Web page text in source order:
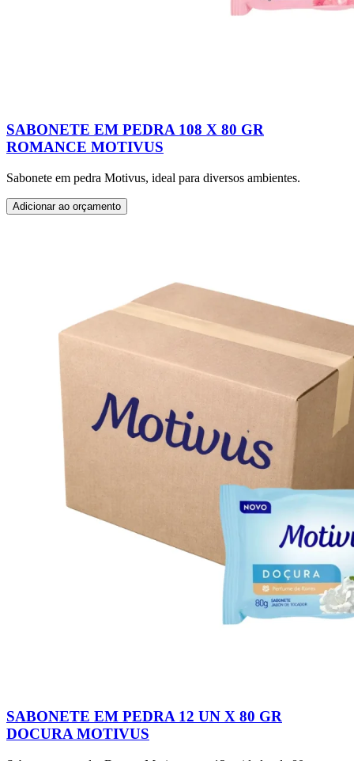
SABONETE EM PEDRA 108 X 80 GR
ROMANCE MOTIVUS
Sabonete em pedra Motivus, ideal para diversos ambientes.
Adicionar ao orçamento
SABONETE EM PEDRA 12 UN X 80 GR
DOCURA MOTIVUS